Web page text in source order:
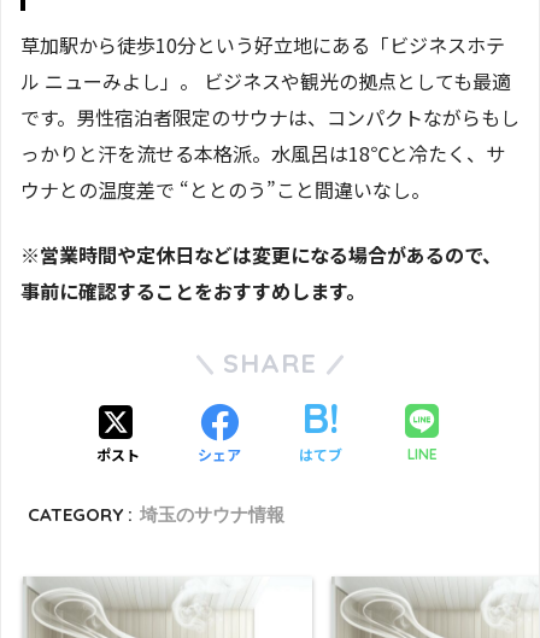
草加駅から徒歩10分という好立地にある「ビジネスホテ
ル ニューみよし」。 ビジネスや観光の拠点としても最適
です。男性宿泊者限定のサウナは、コンパクトながらもし
っかりと汗を流せる本格派。水風呂は18℃と冷たく、サ
ウナとの温度差で “ととのう”こと間違いなし。
※営業時間や定休日などは変更になる場合があるので、
事前に確認することをおすすめします。
SHARE
ポスト シェア はてブ LINE
CATEGORY : 埼玉のサウナ情報